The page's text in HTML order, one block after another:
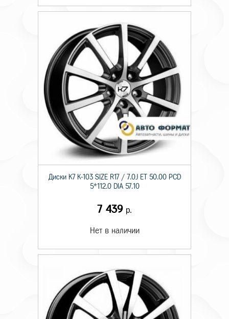
Диски K7 K-103 SIZE R17 / 7.0J ET 50.00 PCD
5*112.0 DIA 57.10
7 439 р.
Нет в наличии